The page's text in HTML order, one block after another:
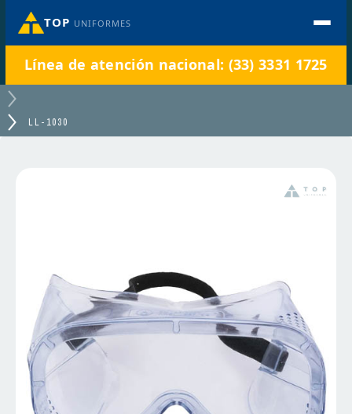
TOP UNIFORMES
Línea de atención nacional: (33) 3331 1725
LL-1030